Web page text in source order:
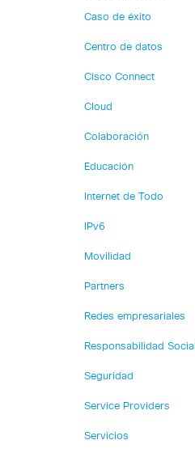
Caso de éxito
Centro de datos
Cisco Connect
Cloud
Colaboración
Educación
Internet de Todo
IPv6
Movilidad
Partners
Redes empresariales
Responsabilidad Social
Seguridad
Service Providers
Servicios